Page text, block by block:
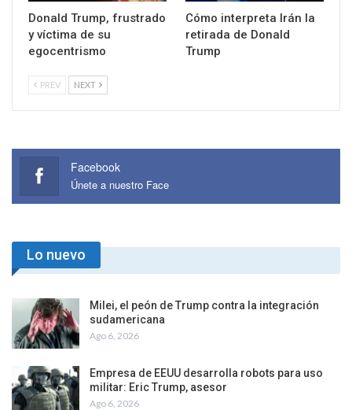
Donald Trump, frustrado
y víctima de su
egocentrismo
Cómo interpreta Irán la
retirada de Donald
Trump
PREV NEXT
Facebook
Únete a nuestro Face
Lo nuevo
Milei, el peón de Trump contra la integración
sudamericana
Ago 6, 2026
Empresa de EEUU desarrolla robots para uso
militar: Eric Trump, asesor
Ago 6, 2026